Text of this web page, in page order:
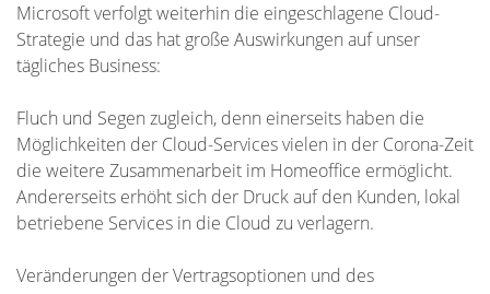
Microsoft verfolgt weiterhin die eingeschlagene Cloud-
Strategie und das hat große Auswirkungen auf unser
tägliches Business:
Fluch und Segen zugleich, denn einerseits haben die
Möglichkeiten der Cloud-Services vielen in der Corona-Zeit
die weitere Zusammenarbeit im Homeoffice ermöglicht.
Andererseits erhöht sich der Druck auf den Kunden, lokal
betriebene Services in die Cloud zu verlagern.
Veränderungen der Vertragsoptionen und des